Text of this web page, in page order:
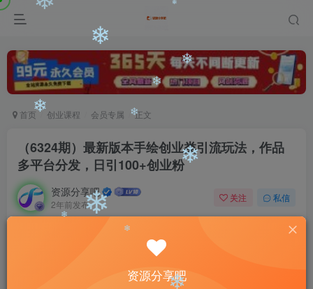
首页 创业课程 会员专属 正文
（6324期）最新版本手绘创业类引流玩法，作品
多平台分发，日引100+创业粉
资源分享吧
2年前发布
关注 私信
此内容为付费阅读，请付费后查看
资源分享吧
❄
❄
❄
❄